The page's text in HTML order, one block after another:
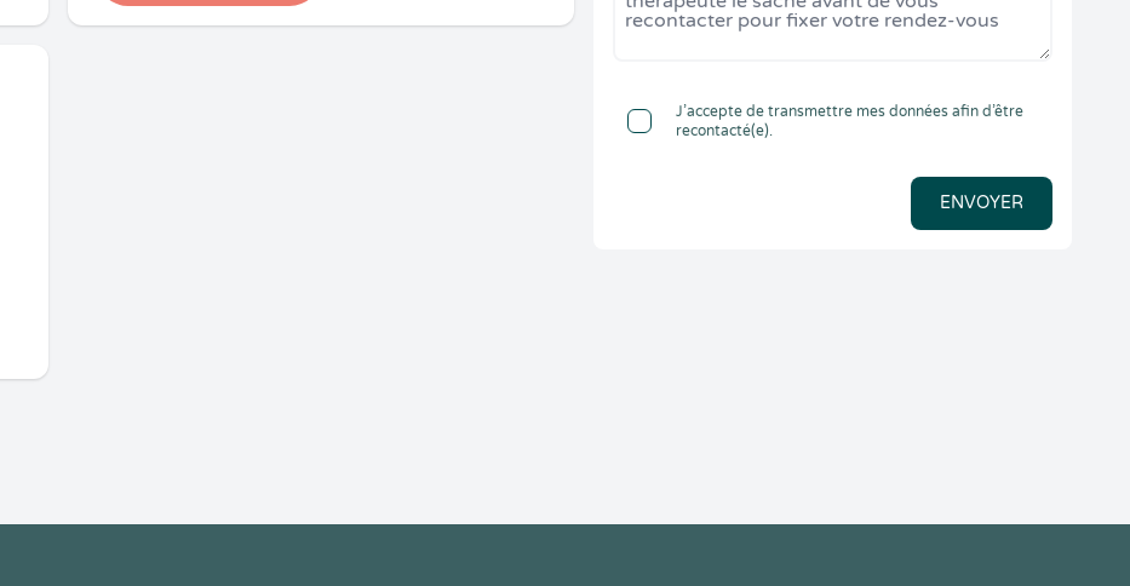
J’accepte de transmettre mes données afin d’être
recontacté(e).
ENVOYER